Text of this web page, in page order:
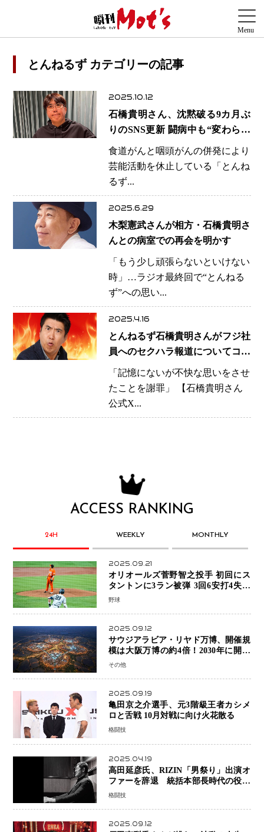
とんねるず カテゴリーの記事
2025.10.12
石橋貴明さん、沈黙破る9カ月ぶ
りのSNS更新 闘病中も“変わらぬ
笑い魂”「ゴカク魂！！！」にフ
ァン感涙
食道がんと咽頭がんの併発により
芸能活動を休止している「とんね
るず...
2025.6.29
木梨憲武さんが相方・石橋貴明さ
んとの病室での再会を明かす
「もう少し頑張らないといけない
時」…ラジオ最終回で“とんねる
ず”への思い...
2025.4.16
とんねるず石橋貴明さんがフジ社
員へのセクハラ報道についてコメ
ント
「記憶にないが不快な思いをさせ
たことを謝罪」 【石橋貴明さん
公式X...
ACCESS RANKING
24H WEEKLY MONTHLY
2025.09.21
オリオールズ菅野智之投手 初回にス
タントンに3ラン被弾 3回6安打4失点
で降板
野球
2025.09.12
サウジアラビア・リヤド万博、開催規
模は大阪万博の約4倍！2030年に開幕
予定
その他
2025.09.19
亀田京之介選手、元3階級王者カシメ
格闘技
2025.04.19
高田延彦氏、RIZIN「男祭り」出演オ
ファーを辞退 統括本部長時代の役目
「すでに終えています」と明言
格闘技
2025.09.12